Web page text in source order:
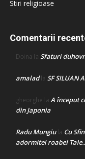
Stiri religioase
Comentarii
Doina la Sfaturi
amaladla SF SILUAN
gheorghe la A început
din Japonia
Radu Mungiula Cu
adormitei roabei